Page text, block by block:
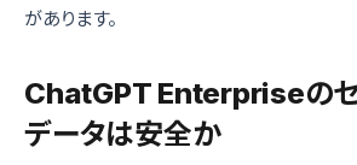
があります。
ChatGPT Enterpriseのセ
データは安全か